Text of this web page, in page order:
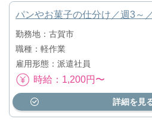
パンやお菓子の仕分け／週3～
勤務地：古賀市
職種：軽作業
雇用形態：派遣社員
時給：1,200円〜
詳細を見